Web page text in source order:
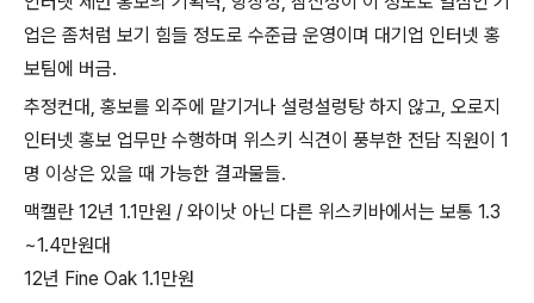
업은 좀처럼 보기 힘들 정도로 수준급 운영이며 대기업 인터넷 홍
보팀에 버금.
추정컨대, 홍보를 외주에 맡기거나 설렁설렁탕 하지 않고, 오로지
인터넷 홍보 업무만 수행하며 위스키 식견이 풍부한 전담 직원이 1
명 이상은 있을 때 가능한 결과물들.
맥캘란 12년 1.1만원 / 와이낫 아닌 다른 위스키바에서는 보통 1.3
~1.4만원대
12년 Fine Oak 1.1만원